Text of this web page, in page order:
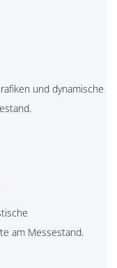
und dynamische
am Messestand.